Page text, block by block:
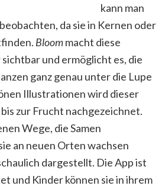
kann man
da sie in Kernen oder
Bloommacht diese
und ermöglicht es, die
ganz genau unter die Lupe
Illustrationen wird dieser
bis zur Frucht nachgezeichnet.
Wege, die Samen
an neuen Orten wachsen
dargestellt. Die App ist
und Kinder können sie in ihrem